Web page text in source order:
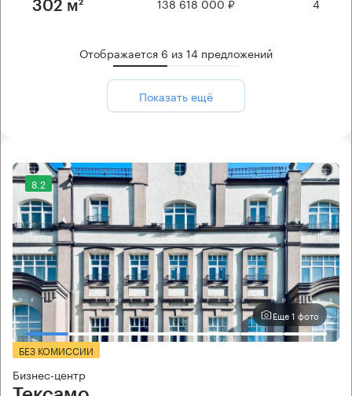
302 м²
Отображается 6 из14 предложений
Показать ещё
8.2
Еще 1 фото
БЕЗ КОМИССИИ
Бизнес-центр